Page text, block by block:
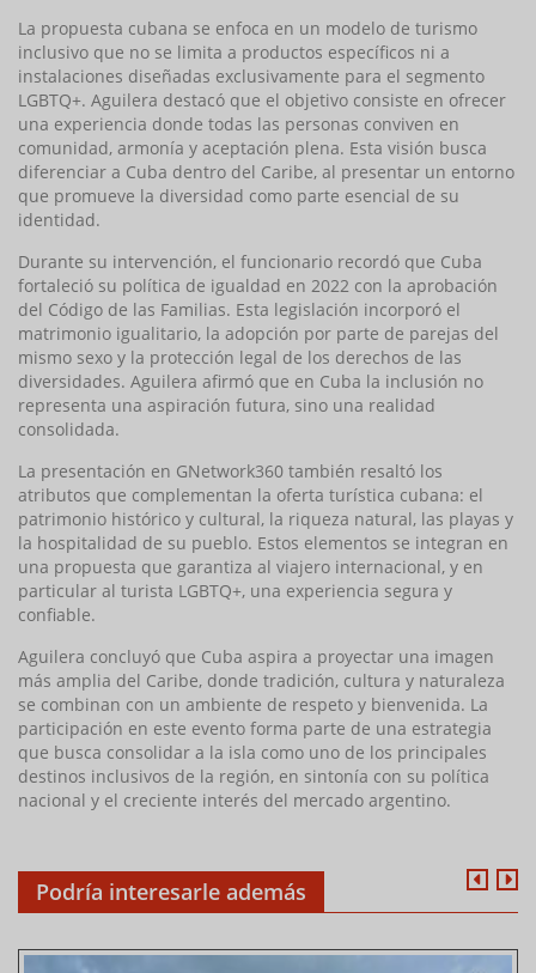
La propuesta cubana se enfoca en un modelo de turismo
inclusivo que no se limita a productos específicos ni a
instalaciones diseñadas exclusivamente para el segmento
LGBTQ+. Aguilera destacó que el objetivo consiste en ofrecer
una experiencia donde todas las personas conviven en
comunidad, armonía y aceptación plena. Esta visión busca
diferenciar a Cuba dentro del Caribe, al presentar un entorno
que promueve la diversidad como parte esencial de su
identidad.
Durante su intervención, el funcionario recordó que Cuba
fortaleció su política de igualdad en 2022 con la aprobación
del Código de las Familias. Esta legislación incorporó el
matrimonio igualitario, la adopción por parte de parejas del
mismo sexo y la protección legal de los derechos de las
diversidades. Aguilera afirmó que en Cuba la inclusión no
representa una aspiración futura, sino una realidad
consolidada.
La presentación en GNetwork360 también resaltó los
atributos que complementan la oferta turística cubana: el
patrimonio histórico y cultural, la riqueza natural, las playas y
la hospitalidad de su pueblo. Estos elementos se integran en
una propuesta que garantiza al viajero internacional, y en
particular al turista LGBTQ+, una experiencia segura y
confiable.
Aguilera concluyó que Cuba aspira a proyectar una imagen
más amplia del Caribe, donde tradición, cultura y naturaleza
se combinan con un ambiente de respeto y bienvenida. La
participación en este evento forma parte de una estrategia
que busca consolidar a la isla como uno de los principales
destinos inclusivos de la región, en sintonía con su política
nacional y el creciente interés del mercado argentino.
Podría interesarle además